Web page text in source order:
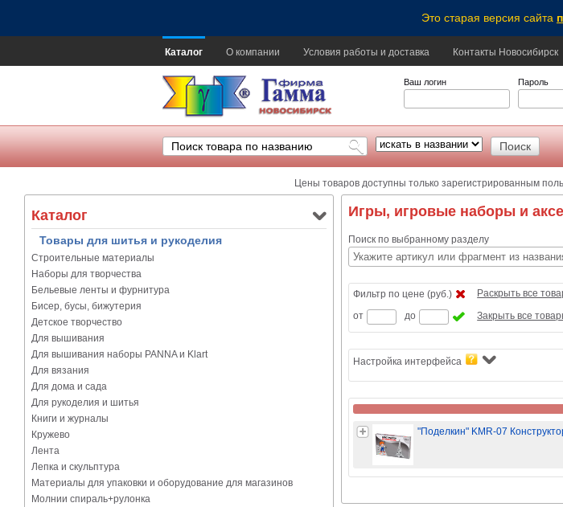
Это старая версия сайта
Каталог О компании Условия работы и доставка Контакты Новосибирск
Ваш логин Пароль
Цены товаров доступны только зарегистрированным
Каталог
Товары для шитья и рукоделия
Строительные материалы
Наборы для творчества
Бельевые ленты и фурнитура
Бисер, бусы, бижутерия
Детское творчество
Для вышивания
Для вышивания наборы PANNA и Klart
Для вязания
Для дома и сада
Для рукоделия и шитья
Книги и журналы
Кружево
Лента
Лепка и скульптура
Материалы для упаковки и оборудование для магазинов
Молнии спираль+рулонка
Игры, игровые наборы и
Поиск по выбранному разделу
Фильтр по цене (руб.)
от
до
Раскрыть все
Закрыть все
Настройка интерфейса
"Поделкин" KMR-07